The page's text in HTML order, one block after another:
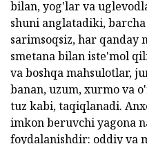
bilan, yog'lar va
shuni anglatadiki,
sarimsoqsiz, har qanday
smetana bilan iste'mol
va boshqa mahsulotlar,
banan, uzum, xurmo va
tuz kabi, taqiqlanadi.
imkon beruvchi yagona
foydalanishdir: oddiy va